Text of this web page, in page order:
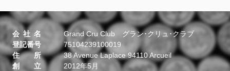
会社名
Grand Cru Club グラン･クリュ･クラブ
登記番号
75104239100019
住所
38 Avenue Laplace 94110 Arcueil
創立
2012年5月